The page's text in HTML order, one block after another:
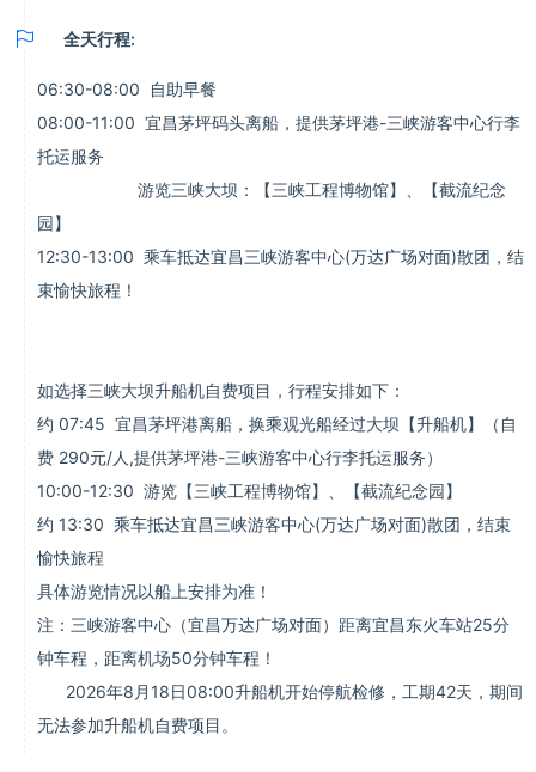
 全天行程:
06:30-08:00 自助早餐
08:00-11:00 宜昌茅坪码头离船，提供茅坪港-三峡游客中心行李
托运服务
游览三峡大坝：【三峡工程博物馆】、【截流纪念
园】
12:30-13:00 乘车抵达宜昌三峡游客中心(万达广场对面)散团，结
束愉快旅程！
如选择三峡大坝升船机自费项目，行程安排如下：
约 07:45 宜昌茅坪港离船，换乘观光船经过大坝【升船机】（自
费 290元/人,提供茅坪港-三峡游客中心行李托运服务）
10:00-12:30 游览【三峡工程博物馆】、【截流纪念园】
约 13:30 乘车抵达宜昌三峡游客中心(万达广场对面)散团，结束
愉快旅程
具体游览情况以船上安排为准！
注：三峡游客中心（宜昌万达广场对面）距离宜昌东火车站25分
钟车程，距离机场50分钟车程！
2026年8月18日08:00升船机开始停航检修，工期42天，期间
无法参加升船机自费项目。